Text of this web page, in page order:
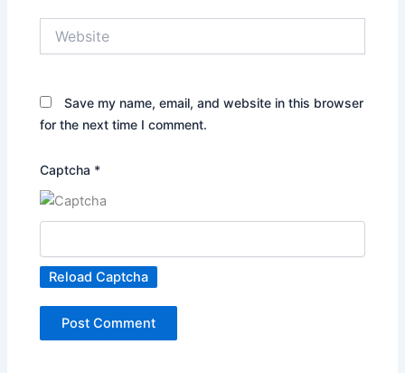
Save my name, email, and website in this browser
for the next time I comment.
Captcha *
Reload Captcha